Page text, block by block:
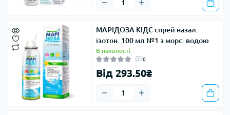
МАРІДОЗА КІДС спрей назал.
ізотон. 100 мл №1 з морс. водою
В наявності
0
Від 293.50₴